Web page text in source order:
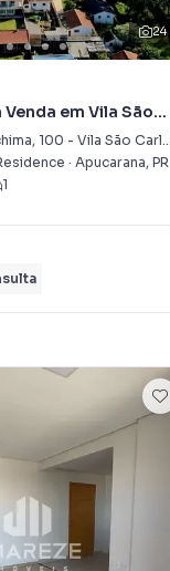
24
em Vila São
, 100 - Vila São Carlos
· Apucarana, PR
1